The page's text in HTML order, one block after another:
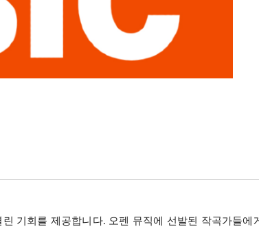
기회를 제공합니다. 오펜 뮤직에 선발된 작곡가들에